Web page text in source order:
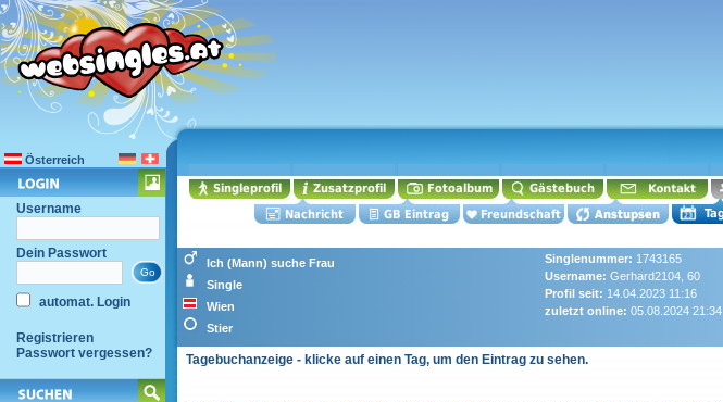
Österreich
Username
Dein Passwort
automat. Login
Registrieren
Passwort vergessen?
Ich (Mann) suche Frau
Single
Wien
Stier
Singlenummer: 1743165
Username: Gerhard2104, 60
Profil seit: 14.04.2023 11:16
zuletzt online: 05.08.2024 21:34
Tagebuchanzeige - klicke auf einen Tag, um den Eintrag zu sehen.